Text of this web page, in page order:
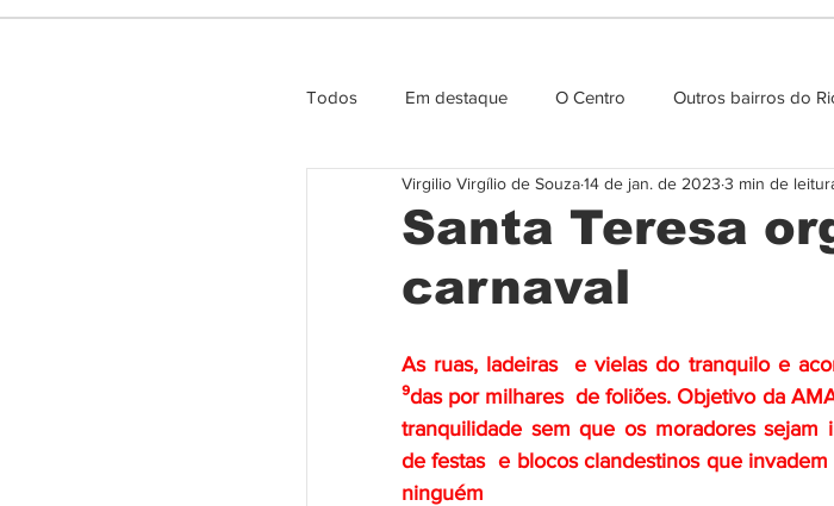
Todos Em destaque O Centro Outros bairros do
Entrevista e Opiniao Agenda cultural
Santa Teresa
carnaval
Virgilio Virgílio de Souza14 de jan. de 2023 3 min de
As ruas, ladeiras  e vielas do tranquilo e
⁹das por milhares  de foliões. Objetivo da
tranquilidade sem que os moradores sejam
de festas  e blocos clandestinos que
ninguém